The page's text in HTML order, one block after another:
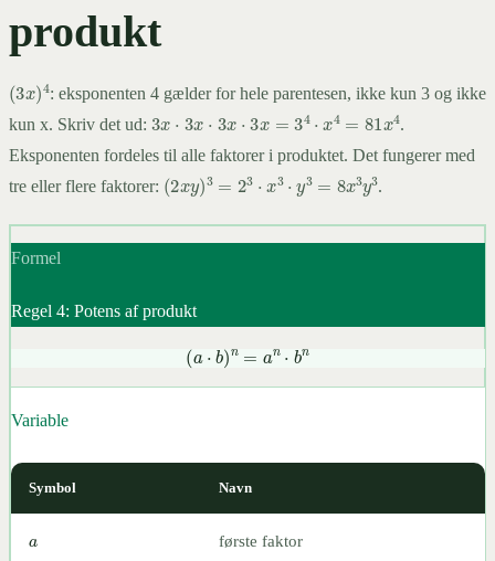
produkt
(3x)4: eksponenten 4 gælder for hele parentesen, ikke kun 3 og ikke
kun x. Skriv det ud: 3x 3x⋅ x⋅3 =3 x4= 81x
.
Eksponenten fordeles til alle faktorer i produktet. Det fungerer med
tre eller flere faktorer: (2xy)3 3⋅ 3⋅y 3=8 3y3 .
Formel
Regel 4: Potens af produkt
(a⋅b)n=an⋅bn
Variable
Symbol Navn
a
første faktor